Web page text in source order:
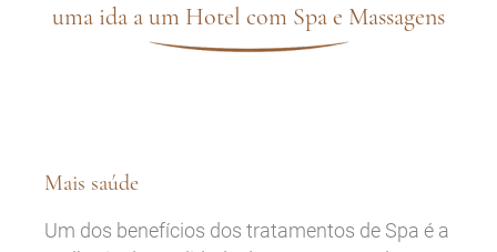
uma ida a um Hotel com Spa e Massagens
Mais saúde
Um dos benefícios dos tratamentos de Spa é a